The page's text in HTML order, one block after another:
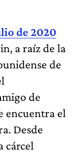
de 2020
a raíz de la
de
de
encuentra el
Desde
cárcel